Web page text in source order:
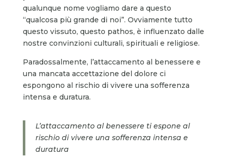
qualunque nome vogliamo dare a questo
“qualcosa più grande di noi”. Ovviamente tutto
questo vissuto, questo pathos, è influenzato dalle
nostre convinzioni culturali, spirituali e religiose.
Paradossalmente, l’attaccamento al benessere e
una mancata accettazione del dolore ci
espongono al rischio di vivere una sofferenza
intensa e duratura.
L’attaccamento al benessere ti espone al
rischio di vivere una sofferenza intensa e
duratura